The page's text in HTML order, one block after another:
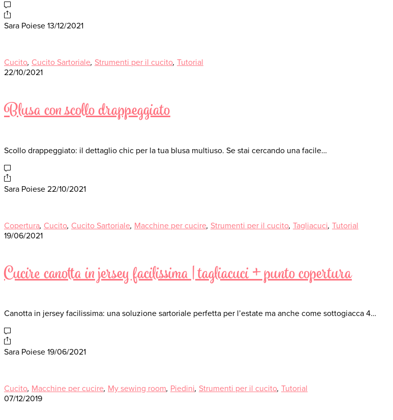
Sara Poiese 13/12/2021
Cucito, Cucito Sartoriale, Strumenti per il cucito, Tutorial
22/10/2021
Blusa con scollo drappeggiato
Scollo drappeggiato: il dettaglio chic per la tua blusa multiuso. Se stai cercando una facile…
Sara Poiese 22/10/2021
Copertura, Cucito, Cucito Sartoriale, Macchine per cucire, Strumenti per il cucito, Tagliacuci, Tutorial
19/06/2021
Cucire canotta in jersey facilissima | tagliacuci + punto copertura
Canotta in jersey facilissima: una soluzione sartoriale perfetta per l’estate ma anche come sottogiacca 4…
Sara Poiese 19/06/2021
Cucito, Macchine per cucire, My sewing room, Piedini, Strumenti per il cucito, Tutorial
07/12/2019